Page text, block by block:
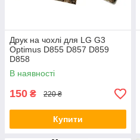
Друк на чохлі для LG G3
Optimus D855 D857 D859
D858
В наявності
150 ₴ 220 ₴
Купити